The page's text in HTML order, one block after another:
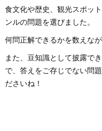
食文化や歴史、観光スポッ
ンルの問題を選びました。
何問正解できるかを数えな
また、豆知識として披露で
で、答えをご存じでない問
ださいね！